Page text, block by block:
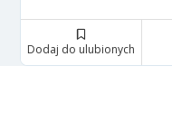
Dodaj do ulubionych